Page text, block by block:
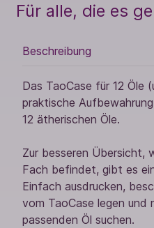
Für alle, die es
Beschreibung
Das TaoCase für 12 Öle
praktische
12 ätherischen Öle.
Zur besseren Übersicht,
Fach befindet, gibt es
Einfach ausdrucken,
vom TaoCase legen und
passenden Öl suchen.